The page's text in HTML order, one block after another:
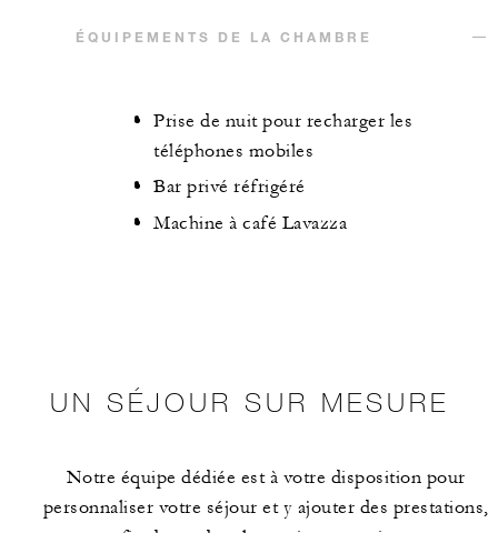
ÉQUIPEMENTS DE LA CHAMBRE
Prise de nuit pour recharger les
téléphones mobiles
Bar privé réfrigéré
Machine à café Lavazza
UN SÉJOUR SUR MESURE
Notre équipe dédiée est à votre disposition pour
personnaliser votre séjour et y ajouter des prestations,